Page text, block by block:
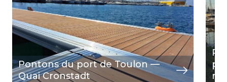
Pontons du port de Toulon —
Quai Cronstadt